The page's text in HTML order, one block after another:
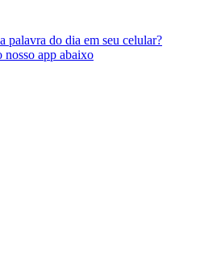
palavra do dia em seu celular?
nosso app abaixo